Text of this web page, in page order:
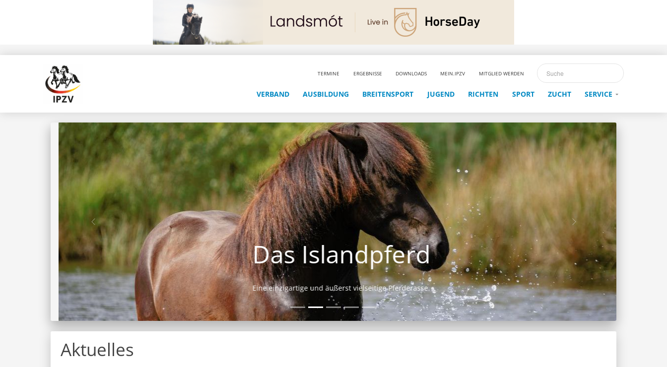
TERMINE ERGEBNISSE DOWNLOADS MEIN.IPZV MITGLIED WERDEN
VERBAND AUSBILDUNG BREITENSPORT JUGEND RICHTEN SPORT ZUCHT SERVICE
Das Islandpferd
Eine einzigartige und äußerst vielseitige Pferderasse.
Aktuelles